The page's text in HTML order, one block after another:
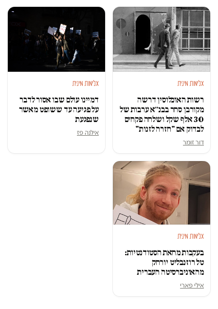
אלימות מינית
רשות האוכלוסין דרשה
מקורבן סחר בבנ״א ערבות של
30 אלף שקל ושלחה פקחים
לבדוק אם "חזרה לזנות"
דור זומר
אלימות מינית
דמיינו עולם שבו אסור לדבר
על פגיעה עד ששופט מאשר
שנפגעת
אילנה פז
אלימות מינית
בעקבות מחאת הסטודנטיות:
טל רוזנבליט יורחק
מהאוניברסיטה העברית
אילי פארי